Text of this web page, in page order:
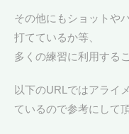
その他にもショットや
打てているか等、
多くの練習に利用する
以下のURLではアライ
ているので参考にして